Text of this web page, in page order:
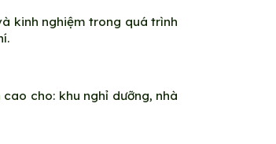
kinh nghiệm trong quá trình
cho: khu nghỉ dưỡng, nhà